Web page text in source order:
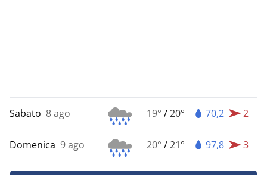
Sabato 8 ago 19° /20° 70,2 2
Domenica 9 ago 20° /21° 97,8 3